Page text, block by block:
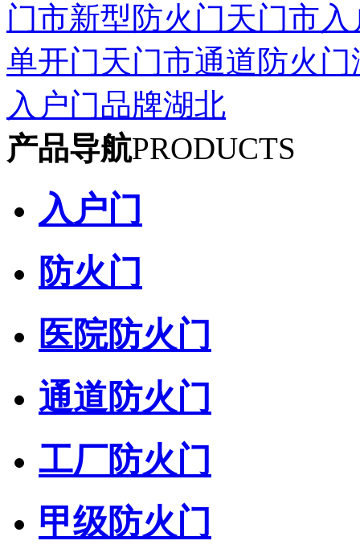
门市新型防火门天门市
单开门天门市通道防火门
入户门品牌湖北
产品导航PRODUCTS
入户门
​防火门
医院防火门
通道防火门
工厂防火门
甲级防火门